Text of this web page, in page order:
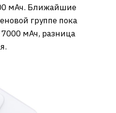
мАч. Ближайшие
группе пока
мАч, разница